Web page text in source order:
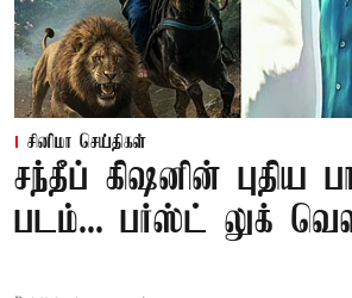
சினிமா செய்திகள்
சந்தீப் கிஷனின் புதிய
படம்... பர்ஸ்ட் லுக்